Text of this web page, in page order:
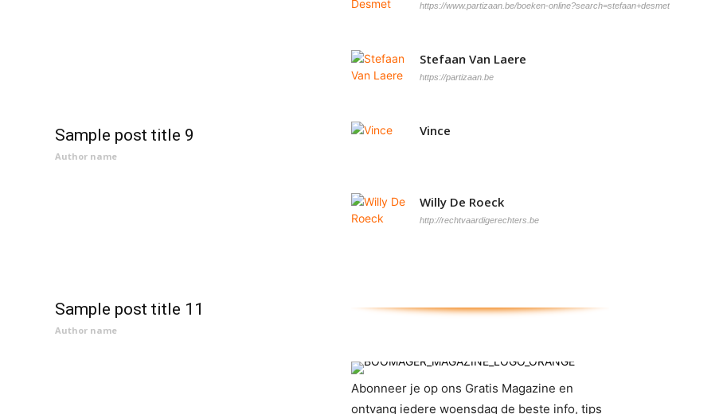
Sample post title 9
Author name
Sample post title 11
Author name
https://www.partizaan.be/boeken-online?search=stefaan+desmet
Stefaan Van Laere
https://partizaan.be
Vince
Willy De Roeck
http://rechtvaardigerechters.be
Abonneer je op ons Gratis Magazine en
ontvang iedere woensdag de beste info, tips